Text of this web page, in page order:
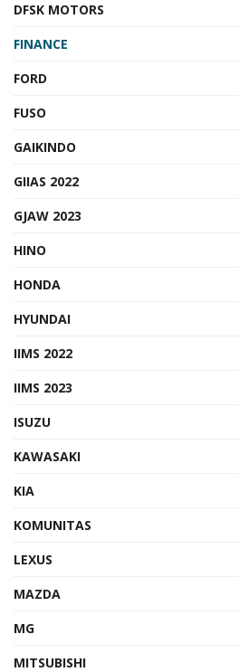
DFSK MOTORS
FINANCE
FORD
FUSO
GAIKINDO
GIIAS 2022
GJAW 2023
HINO
HONDA
HYUNDAI
IIMS 2022
IIMS 2023
ISUZU
KAWASAKI
KIA
KOMUNITAS
LEXUS
MAZDA
MG
MITSUBISHI